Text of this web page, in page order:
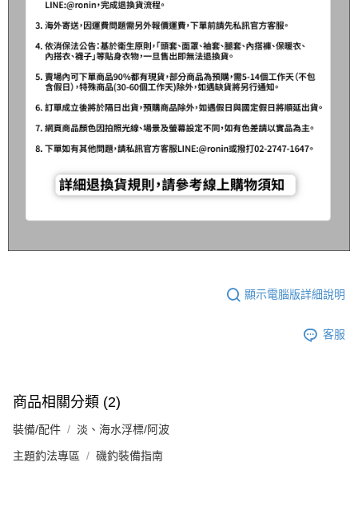
顯示電腦版詳細說明
客服
商品相關分類 (2)
裝備/配件 淡、海水浮標/阿波
主題釣法專區 磯釣裝備指南